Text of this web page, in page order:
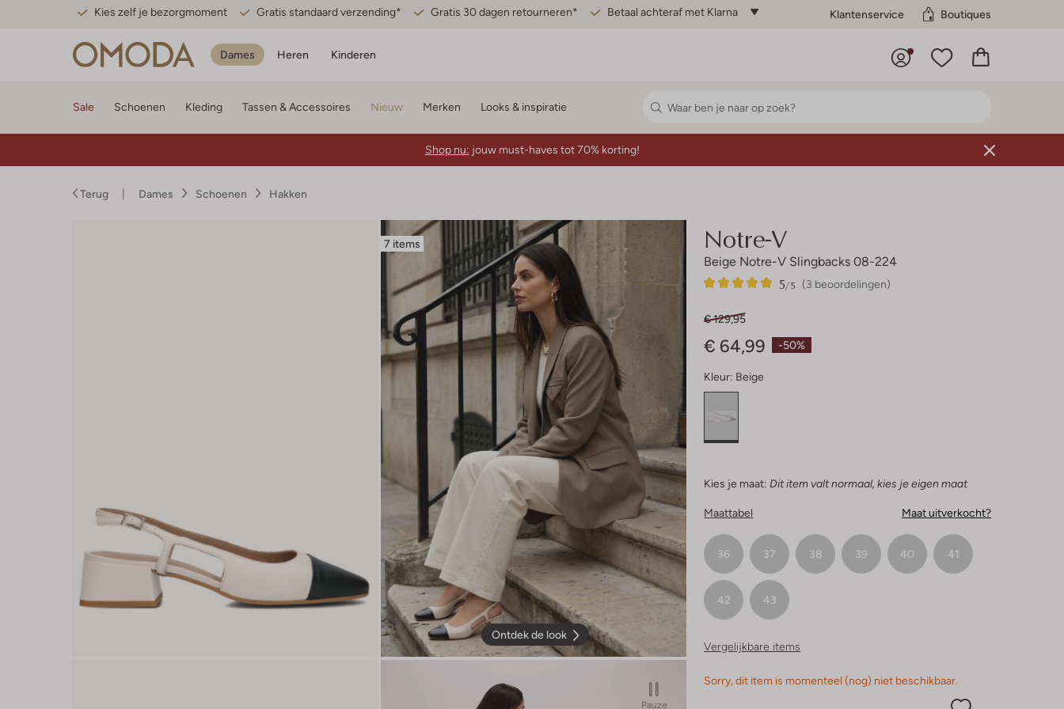
Kies zelf je bezorgmoment Gratis standaard verzending* Gratis 30 dagen retourneren* Betaal achteraf met Klarna Klantenservice Boutiques
Dames Heren Kinderen
Sale Schoenen Kleding Tassen & Accessoires Nieuw Merken Looks & inspiratie
Shop nu: jouw must-haves tot 70% korting!
Terug Dames Schoenen Hakken
7 items
Ontdek de look
Pauze
Notre-V
Beige Notre-V Slingbacks 08-224
(3 beoordelingen)
5/5
3
5
-50%
€ 129,95
€ 64,99
Kleur: Beige
Kies je maat: Dit item valt normaal, kies je eigen maat
Maattabel Maat uitverkocht?
36 37 38 39 40 41
42 43
Vergelijkbare items
Sorry, dit item is momenteel (nog) niet beschikbaar.